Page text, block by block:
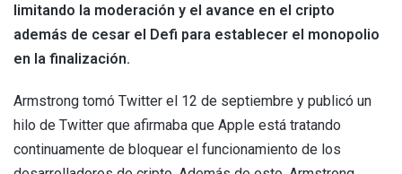
limitando la moderación y el avance en el cripto
además de cesar el Defi para establecer el monopolio
en la finalización.
Armstrong tomó Twitter el 12 de septiembre y publicó un
hilo de Twitter que afirmaba que Apple está tratando
continuamente de bloquear el funcionamiento de los